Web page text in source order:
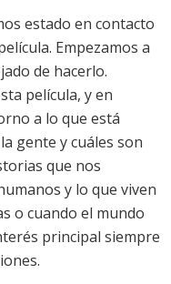
estado en contacto
Empezamos a
de hacerlo.
película, y en
a lo que está
gente y cuáles son
que nos
y lo que viven
o cuando el mundo
principal siempre